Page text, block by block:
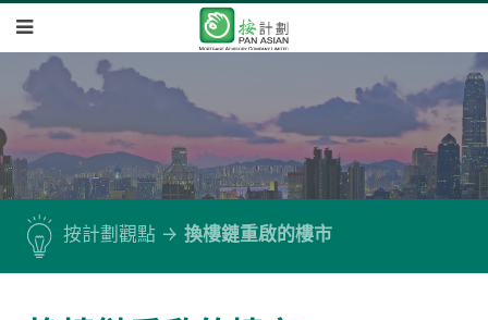
按計劃觀點 換樓鏈重啟的樓市